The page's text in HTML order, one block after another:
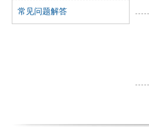
际问题。
森源化工专业从事金属表面
通过SGS认证，符合RoSH及
常见问题解答